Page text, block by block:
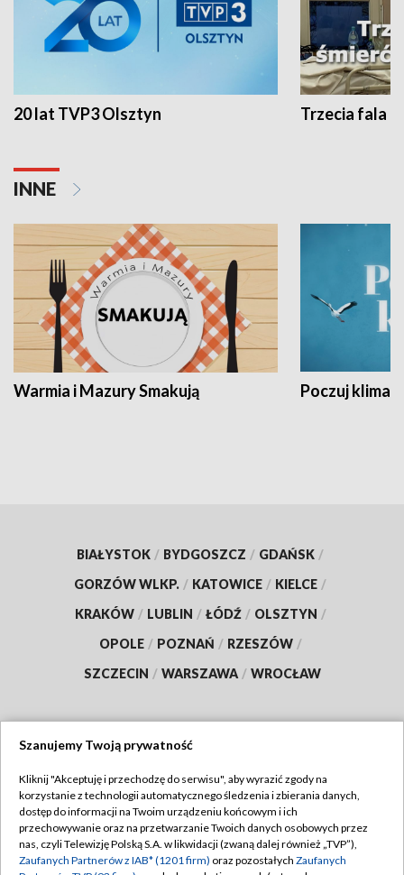
20 lat TVP3 Olsztyn Trzecia fala -
INNE
Warmia i Mazury Smakują Poczuj klimat
BIAŁYSTOK / BYDGOSZCZ / GDAŃSK /
GORZÓW WLKP. / KATOWICE / KIELCE /
KRAKÓW / LUBLIN / ŁÓDŹ / OLSZTYN /
OPOLE / POZNAŃ / RZESZÓW /
SZCZECIN / WARSZAWA / WROCŁAW
TVP
Abonament TVP
Emisja w TVP
Regulamin TVP
Polityka prywatności
Szanujemy Twoją prywatność
Kliknij "Akceptuję i przechodzę do serwisu", aby wyrazić zgody na
korzystanie z technologii automatycznego śledzenia i zbierania danych,
dostęp do informacji na Twoim urządzeniu końcowym i ich
przechowywanie oraz na przetwarzanie Twoich danych osobowych przez
nas, czyli Telewizję Polską S.A. w likwidacji (zwaną dalej również „TVP”),
Zaufanych Partnerów z IAB* (1201 firm) oraz pozostałych Zaufanych